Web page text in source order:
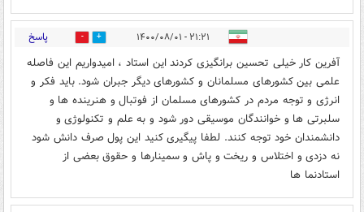
۲۱:۲۱ - ۱۴۰۰/۰۸/۰۱ 11 پاسخ
آفرین کار خیلی تحسین برانگیزی کردند این استاد ، امیدواریم این فاصله
علمی بین کشورهای مسلمانان و کشورهای دیگر جبران شود. باید فکر و
انرژی و توجه مردم در کشورهای مسلمان از فوتبال و هنرینده ها و
سلبرتی ها و خوانندگان موسیقی دور شود و به علم و تکنولوژی و
دانشمندان خود توجه کنند. لطفا پیگیری کنید این پول صرف دانش شود
نه دزدی و اختلاس و ریخت و پاش و سمینارها و حقوق بعضی از
استادنما ها